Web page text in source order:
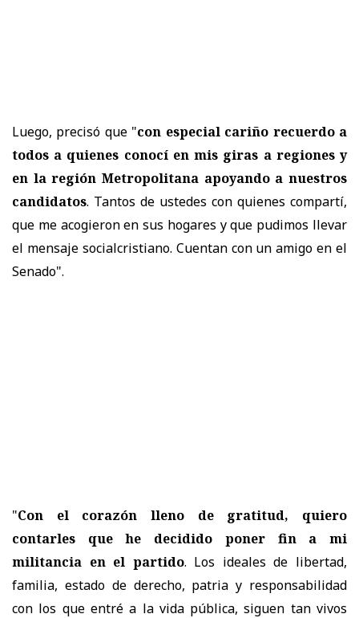
Luego, precisó que "con especial cariño recuerdo a
todos a quienes conocí en mis giras a regiones y
en la región Metropolitana apoyando a nuestros
candidatos. Tantos de ustedes con quienes compartí,
que me acogieron en sus hogares y que pudimos llevar
el mensaje socialcristiano. Cuentan con un amigo en el
Senado".
"Con el corazón lleno de gratitud, quiero
contarles que he decidido poner fin a mi
militancia en el partido. Los ideales de libertad,
familia, estado de derecho, patria y responsabilidad
con los que entré a la vida pública, siguen tan vivos